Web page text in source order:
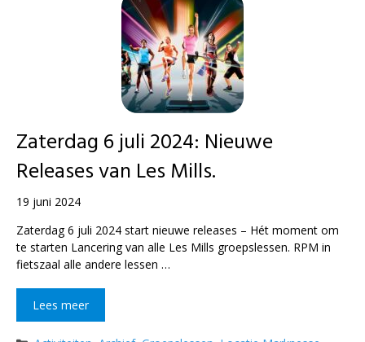
Zaterdag 6 juli 2024: Nieuwe
Releases van Les Mills.
19 juni 2024
Zaterdag 6 juli 2024 start nieuwe releases – Hét moment om
te starten Lancering van alle Les Mills groepslessen. RPM in
fietszaal alle andere lessen …
Lees meer